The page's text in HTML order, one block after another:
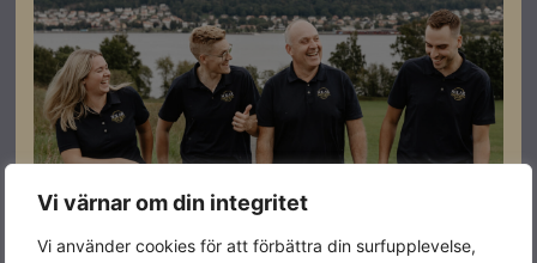
Vi värnar om din integritet
Vi använder cookies för att förbättra din surfupplevelse,
göra beställningar.
En Brandmansbrytare av storlek 200A som klarar av att
bryta 200A eller 152kW vid 760V DC. Inkluderar
svampknapp för fjärrbrytning.
Specifikationer